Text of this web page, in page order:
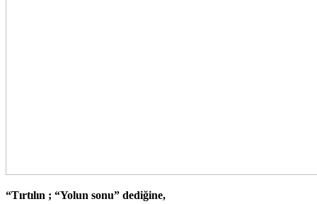
“Tırtılın ; “Yolun sonu” dediğine,